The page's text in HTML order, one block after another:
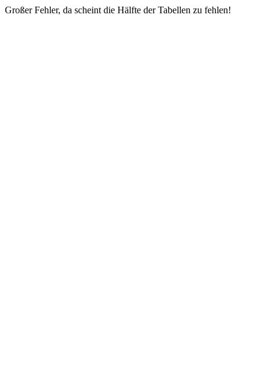
Großer Fehler, da scheint die Hälfte der Tabellen zu fehlen!